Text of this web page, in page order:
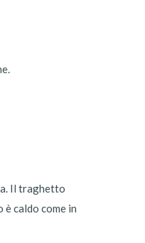
Il traghetto
caldo come in